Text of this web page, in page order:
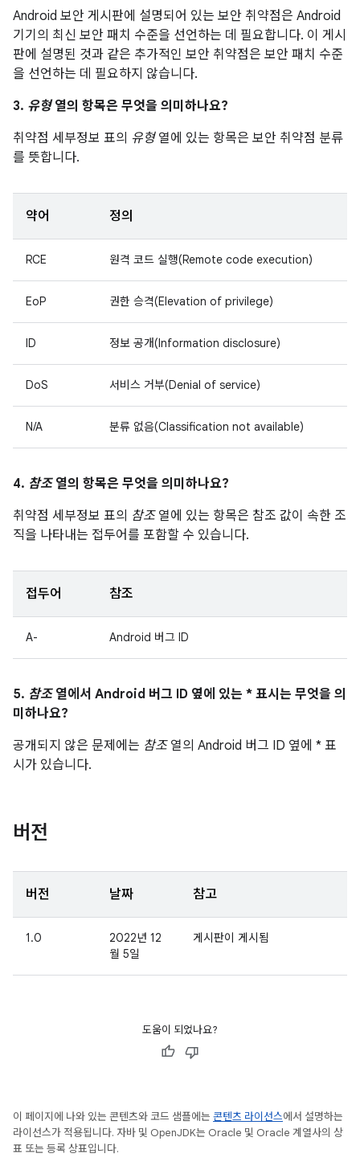
Android 보안 게시판에 설명되어 있는 보안 취약점은 Android
기기의 최신 보안 패치 수준을 선언하는 데 필요합니다. 이 게시
판에 설명된 것과 같은 추가적인 보안 취약점은 보안 패치 수준
을 선언하는 데 필요하지 않습니다.
3. 유형열의 항목은 무엇을 의미하나요?
취약점 세부정보 표의 유형열에 있는 항목은 보안 취약점 분류
를 뜻합니다.
약어 정의
RCE 원격 코드 실행(Remote code execution)
EoP 권한 승격(Elevation of privilege)
ID 정보 공개(Information disclosure)
DoS 서비스 거부(Denial of service)
N/A 분류 없음(Classification not available)
4. 참조열의 항목은 무엇을 의미하나요?
취약점 세부정보 표의 참조열에 있는 항목은 참조 값이 속한 조
직을 나타내는 접두어를 포함할 수 있습니다.
접두어 참조
A- Android 버그 ID
5. 참조열에서 Android 버그 ID 옆에 있는 * 표시는 무엇을 의
미하나요?
공개되지 않은 문제에는 참조열의 Android 버그 ID 옆에 * 표
시가 있습니다.
버전
버전 날짜 참고
1.0
2022년 12
월 5일
게시판이 게시됨
도움이 되었나요?
이 페이지에 나와 있는 콘텐츠와 코드 샘플에는 콘텐츠 라이선스에서 설명하는
라이선스가 적용됩니다. 자바 및 OpenJDK는 Oracle 및 Oracle 계열사의 상
표 또는 등록 상표입니다.